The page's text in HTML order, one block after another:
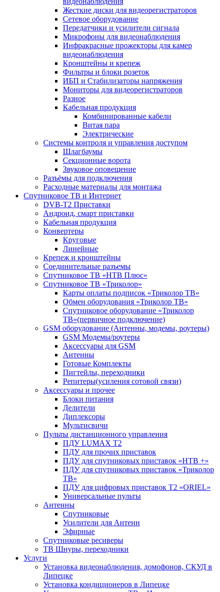
Жесткие диски для видеорегистраторов
Сетевое оборудование
Передатчики и усилители сигнала
Микрофоны для видеонаблюдения
Инфракрасные прожекторы для камер
видеонаблюдения
Кронштейны и крепеж
Фильтры и блоки розеток
ИБП и Стабилизаторы напряжения
Мониторы для видеорегистраторов
Разное
Кабельная продукция
Комбинированные кабели
Витая пара
Электрические
Системы контроля и управления доступом
Шлагбаумы
Секционные ворота
Звуковое оповещение
Разъёмы для подключения
Расходные материалы для монтажа
Спутниковое ТВ и Интернет
DVB-Т2 Приставки
Андроид, смарт приставки
Кабельная продукция
Конвертеры
Круговые
Линейные
Крепеж и кронштейны
Соединительные разъемы
Спутниковое ТВ «НТВ Плюс»
Спутниковое ТВ «Триколор»
Карты оплаты подписок «Триколор ТВ»
Обмен оборудования «Триколор ТВ»
Спутниковое оборудование «Триколор
ТВ»(первичное подключение)
GSM оборудование (Антенны, модемы, роутеры)
GSM Модемы/роутеры
Аксессуары для GSM
Антенны
Готовые Комплекты
Пигтейлы, переходники
Репитеры(усиления сотовой связи)
Аксессуары и прочее
Блоки питания
Делители
Диплексоры
Мультисвичи
Пульты дистанционного управления
ПДУ LUMAX Т2
ПДУ для прочих приставок
ПДУ для спутниковых приставок «НТВ +»
ПДУ для спутниковых приставок «Триколор
ТВ»
ПДУ для цифровых приставок Т2 «ORIEL»
Универсальные пульты
Антенны
Спутниковые
Усилители для Антенн
Эфирные
Спутниковые ресиверы
ТВ Шнуры, переходники
Услуги
Установка видеонаблюдения, домофонов, СКУД в
Липецке
Установка кондиционеров в Липецке